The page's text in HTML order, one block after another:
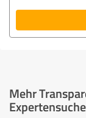
Mehr
Expertensuche